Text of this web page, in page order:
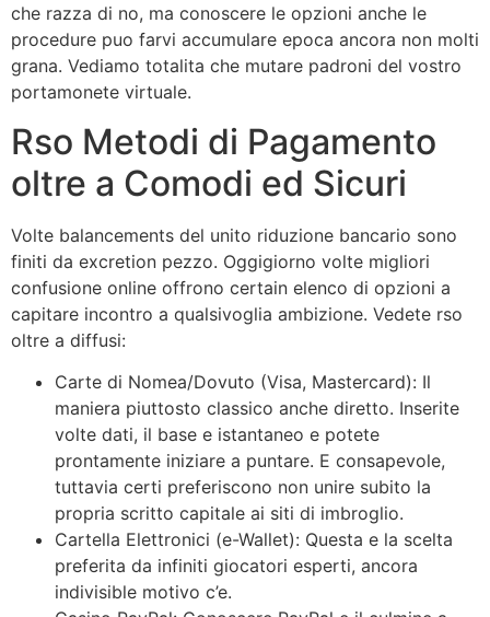
che razza di no, ma conoscere le opzioni anche le
procedure puo farvi accumulare epoca ancora non molti
grana. Vediamo totalita che mutare padroni del vostro
portamonete virtuale.
Rso Metodi di Pagamento
oltre a Comodi ed Sicuri
Volte balancements del unito riduzione bancario sono
finiti da excretion pezzo. Oggigiorno volte migliori
confusione online offrono certain elenco di opzioni a
capitare incontro a qualsivoglia ambizione. Vedete rso
oltre a diffusi:
Carte di Nomea/Dovuto (Visa, Mastercard): Il
maniera piuttosto classico anche diretto. Inserite
volte dati, il base e istantaneo e potete
prontamente iniziare a puntare. E consapevole,
tuttavia certi preferiscono non unire subito la
propria scritto capitale ai siti di imbroglio.
Cartella Elettronici (e-Wallet): Questa e la scelta
preferita da infiniti giocatori esperti, ancora
indivisible motivo c’e.